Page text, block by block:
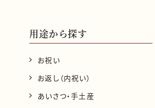
用途から探す
お祝い
お返し（内祝い）
あいさつ・手土産